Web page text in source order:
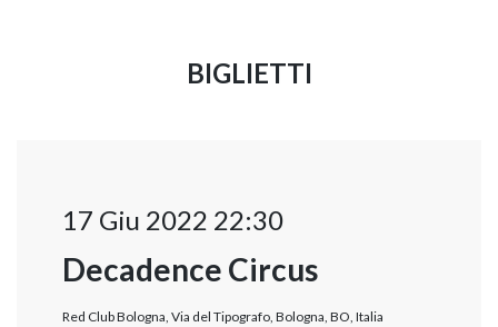
BIGLIETTI
17 Giu 2022 22:30
Decadence Circus
Red Club Bologna, Via del Tipografo, Bologna, BO, Italia